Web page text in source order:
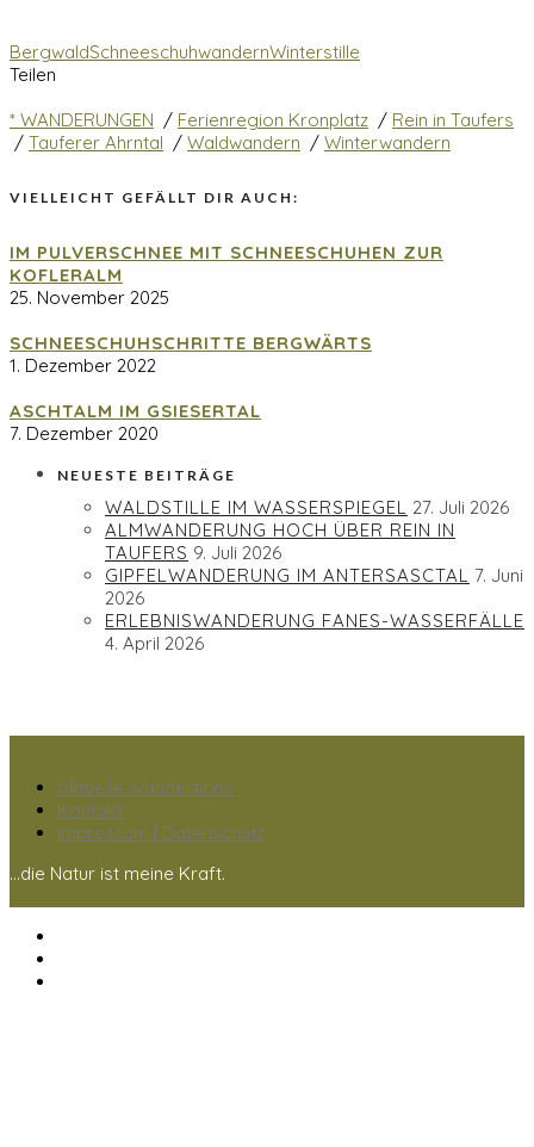
BergwaldSchneeschuhwandernWinterstille
Teilen
* WANDERUNGEN / Ferienregion Kronplatz / Rein in Taufers
/ Tauferer Ahrntal / Waldwandern / Winterwandern
VIELLEICHT GEFÄLLT DIR AUCH:
IM PULVERSCHNEE MIT SCHNEESCHUHEN ZUR
KOFLERALM
25. November 2025
SCHNEESCHUHSCHRITTE BERGWÄRTS
1. Dezember 2022
ASCHTALM IM GSIESERTAL
7. Dezember 2020
NEUESTE BEITRÄGE
WALDSTILLE IM WASSERSPIEGEL 27. Juli 2026
ALMWANDERUNG HOCH ÜBER REIN IN
TAUFERS 9. Juli 2026
GIPFELWANDERUNG IM ANTERSASCTAL 7. Juni
2026
ERLEBNISWANDERUNG FANES-WASSERFÄLLE
4. April 2026
Aktuelle Wandertipps
Kontakt
Impressum | Datenschutz
...die Natur ist meine Kraft.